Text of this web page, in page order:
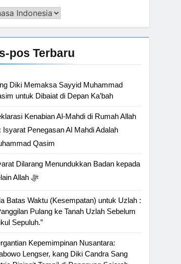
pos Terbaru
Diki Memaksa Sayyid Muhammad
untuk Dibaiat di Depan Ka’bah
Kenabian Al-Mahdi di Rumah Allah
Qasim
Dilarang Menundukkan Badan kepada
Selain Allah ﷻ
Batas Waktu (Kesempatan) untuk Uzlah :
Pulang ke Tanah Uzlah Sebelum
Sepuluh.”
Kepemimpinan Nusantara:
Lengser, kang Diki Candra Sang